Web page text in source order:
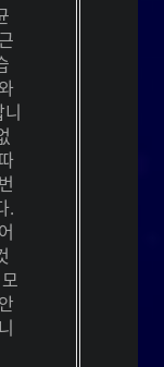
.
냘프다는 뜻의
나무를 의미하
재를 의미할 수
U
것
동등한 것인
명사를 만드는
이기도 합니다.
파고 신경번역